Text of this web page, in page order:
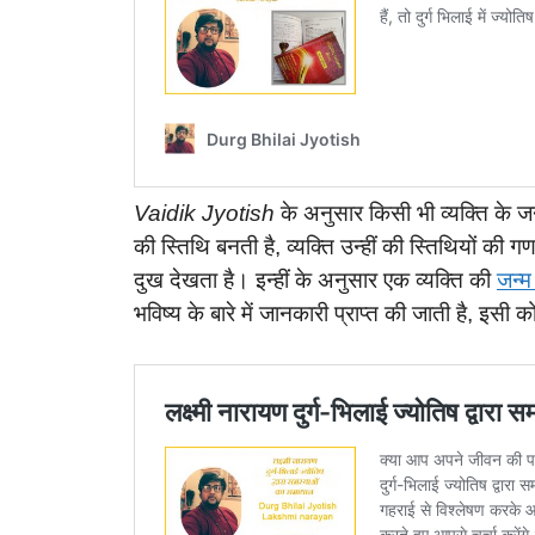
Vaidik Jyotish के अनुसार किसी भी व्यक्ति के
की स्तिथि बनती है, व्यक्ति उन्हीं की स्तिथियों
दुख देखता है। इन्हीं के अनुसार एक व्यक्ति की
भविष्य के बारे में जानकारी प्राप्त की जाती है, इसी